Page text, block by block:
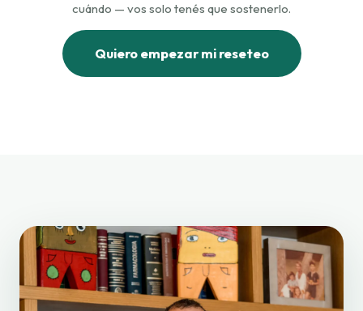
cuándo — vos solo tenés que sostenerlo.
Quiero empezar mi reseteo